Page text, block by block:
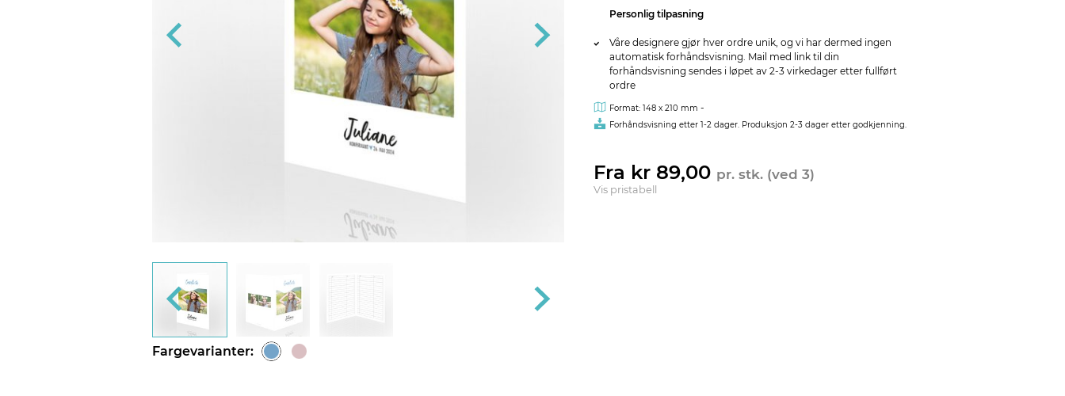
Fargevarianter:
Personlig tilpasning
Våre designere gjør hver ordre unik, og vi har dermed ingen
automatisk forhåndsvisning. Mail med link til din
forhåndsvisning sendes i løpet av 2-3 virkedager etter fullført
ordre
Format: 148 x 210 mm -
Forhåndsvisning etter 1-2 dager. Produksjon 2-3 dager etter godkjenning.
Fra kr 89,00 pr. stk. (ved 3)
Vis pristabell